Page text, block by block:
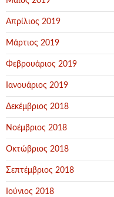
Απρίλιος 2019
Μάρτιος 2019
Φεβρουάριος 2019
Ιανουάριος 2019
Δεκέμβριος 2018
Νοέμβριος 2018
Οκτώβριος 2018
Σεπτέμβριος 2018
Ιούνιος 2018